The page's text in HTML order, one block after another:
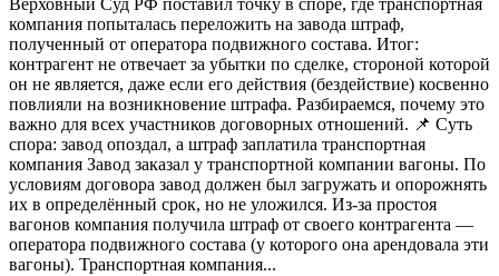
Верховный Суд РФ поставил точку в споре, где транспортная
компания попыталась переложить на завода штраф,
полученный от оператора подвижного состава. Итог:
контрагент не отвечает за убытки по сделке, стороной которой
он не является, даже если его действия (бездействие) косвенно
повлияли на возникновение штрафа. Разбираемся, почему это
важно для всех участников договорных отношений. 📌 Суть
спора: завод опоздал, а штраф заплатила транспортная
компания Завод заказал у транспортной компании вагоны. По
условиям договора завод должен был загружать и опорожнять
их в определённый срок, но не уложился. Из-за простоя
вагонов компания получила штраф от своего контрагента —
оператора подвижного состава (у которого она арендовала эти
вагоны). Транспортная компания...